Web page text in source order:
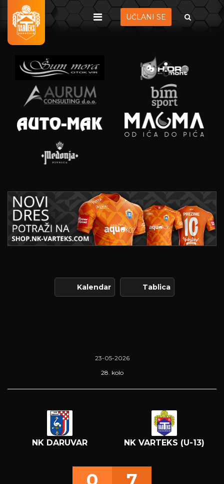
UČLANI SE
Kalendar Tablica
23-05-2026
28. kolo
NK DARUVAR NK VARTEKS (U-13)